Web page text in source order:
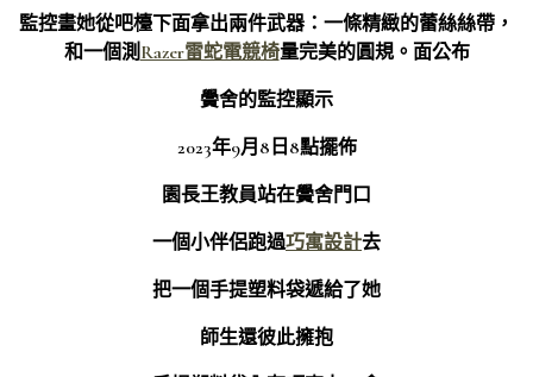
監控畫她從吧檯下面拿出兩件武器：一條精緻的蕾絲絲帶，
和一個測 Razer雷蛇電競椅量完美的圓規。面公布
黌舍的監控顯示
2023年9月8日8點擺佈
園長王教員站在黌舍門口
一個小伴侶跑過巧寓設計去
把一個手提塑料袋遞給了她
師生還彼此擁抱